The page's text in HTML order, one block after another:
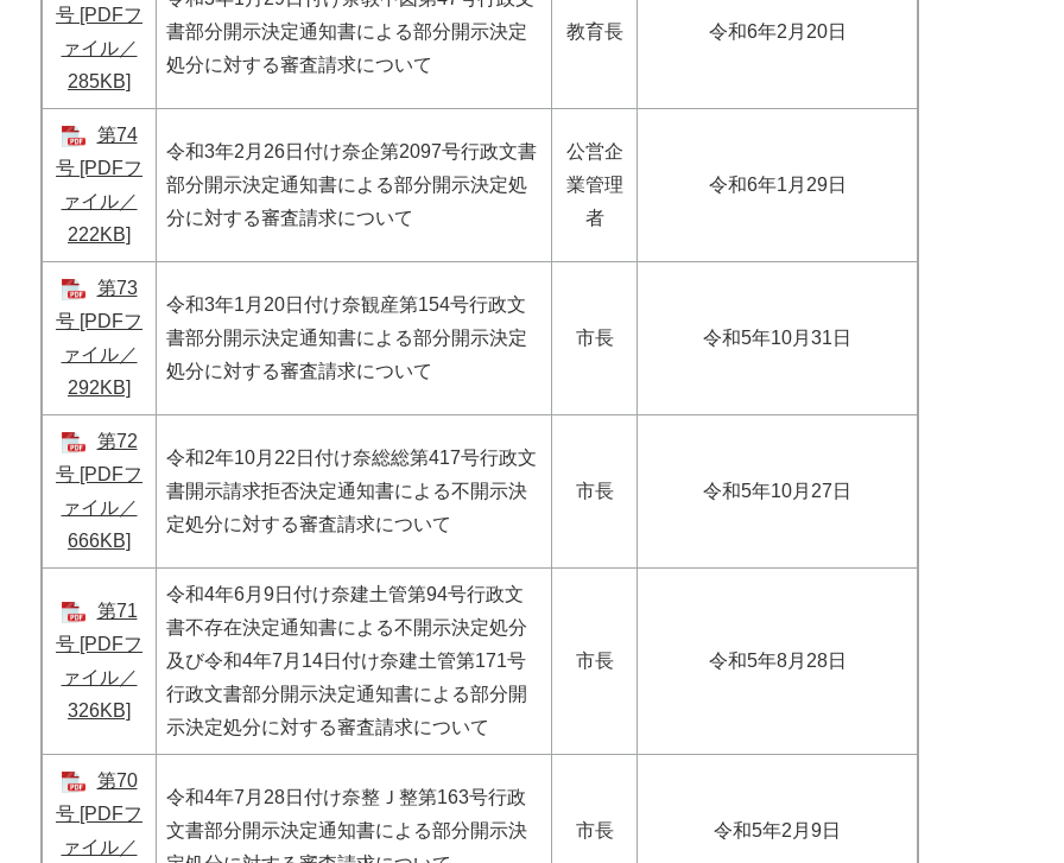
号 [PDFフ
ァイル／
285KB]
書部分開示決定通知書による部分開示決定
処分に対する審査請求について
教育長 令和6年2月20日
第74
号 [PDFフ
ァイル／
222KB]
令和3年2月26日付け奈企第2097号行政文書
部分開示決定通知書による部分開示決定処
分に対する審査請求について
公営企
業管理
者
令和6年1月29日
第73
号 [PDFフ
ァイル／
292KB]
令和3年1月20日付け奈観産第154号行政文
書部分開示決定通知書による部分開示決定
処分に対する審査請求について
市長 令和5年10月31日
第72
号 [PDFフ
ァイル／
666KB]
令和2年10月22日付け奈総総第417号行政文
書開示請求拒否決定通知書による不開示決
定処分に対する審査請求について
市長 令和5年10月27日
第71
号 [PDFフ
ァイル／
326KB]
令和4年6月9日付け奈建土管第94号行政文
書不存在決定通知書による不開示決定処分
及び令和4年7月14日付け奈建土管第171号
行政文書部分開示決定通知書による部分開
示決定処分に対する審査請求について
市長 令和5年8月28日
第70
号 [PDFフ
ァイル／
令和4年7月28日付け奈整Ｊ整第163号行政
文書部分開示決定通知書による部分開示決
市長 令和5年2月9日